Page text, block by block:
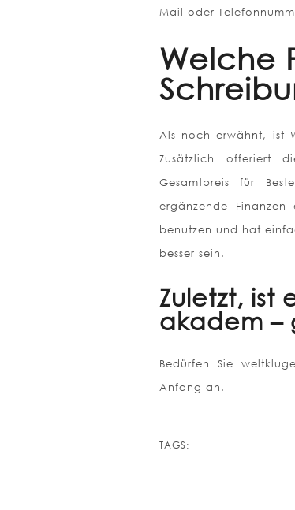
Mail oder
Welche
Als noch erwähnt, ist
Zusätzlich offeriert
Gesamtpreis für
ergänzende
benutzen und hat
besser sein.
Zuletzt, ist
akadem –
Bedürfen Sie
Anfang an.
TAGS: